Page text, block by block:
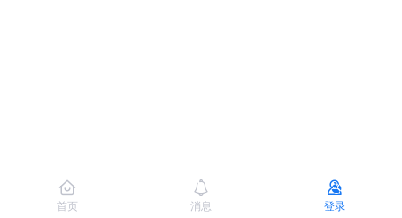
首页 消息 登录